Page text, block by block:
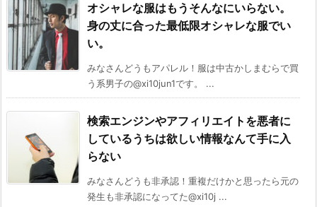
オシャレな服はもうそんなにいらない。
身の丈に合った最低限オシャレな服でい
い。
みなさんどうもアパレル！服は中古かしまむらで買
う系男子の@xi10jun1です。 ...
検索エンジンやアフィリエイトを悪者に
しているうちは欲しい情報なんて手に入
らない
みなさんどうも非承認！重複だけかと思ったら元の
発生も非承認になってた@xi10j ...